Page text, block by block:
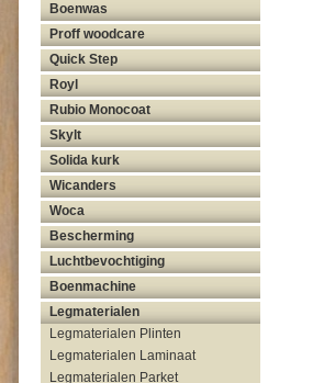
Boenwas
Proff woodcare
Quick Step
Royl
Rubio Monocoat
Skylt
Solida kurk
Wicanders
Woca
Bescherming
Luchtbevochtiging
Boenmachine
Legmaterialen
Legmaterialen Plinten
Legmaterialen Laminaat
Legmaterialen Parket